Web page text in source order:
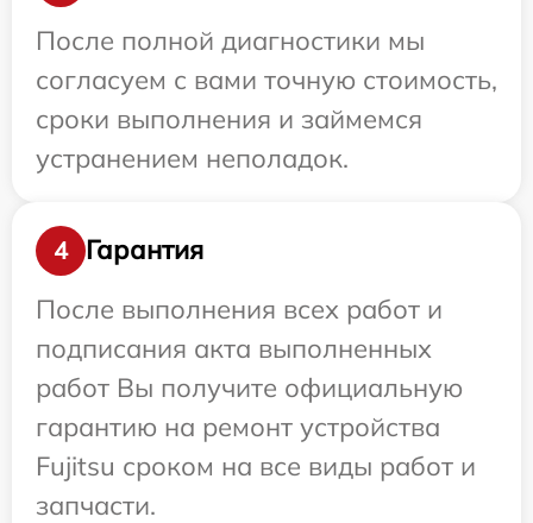
После полной диагностики мы
согласуем с вами точную стоимость,
сроки выполнения и займемся
устранением неполадок.
4
Гарантия
После выполнения всех работ и
подписания акта выполненных
работ Вы получите официальную
гарантию на ремонт устройства
Fujitsu сроком на все виды работ и
запчасти.